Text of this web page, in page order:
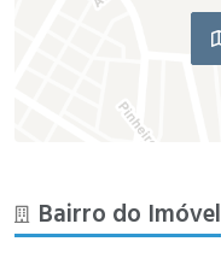
Bairro do Imóvel